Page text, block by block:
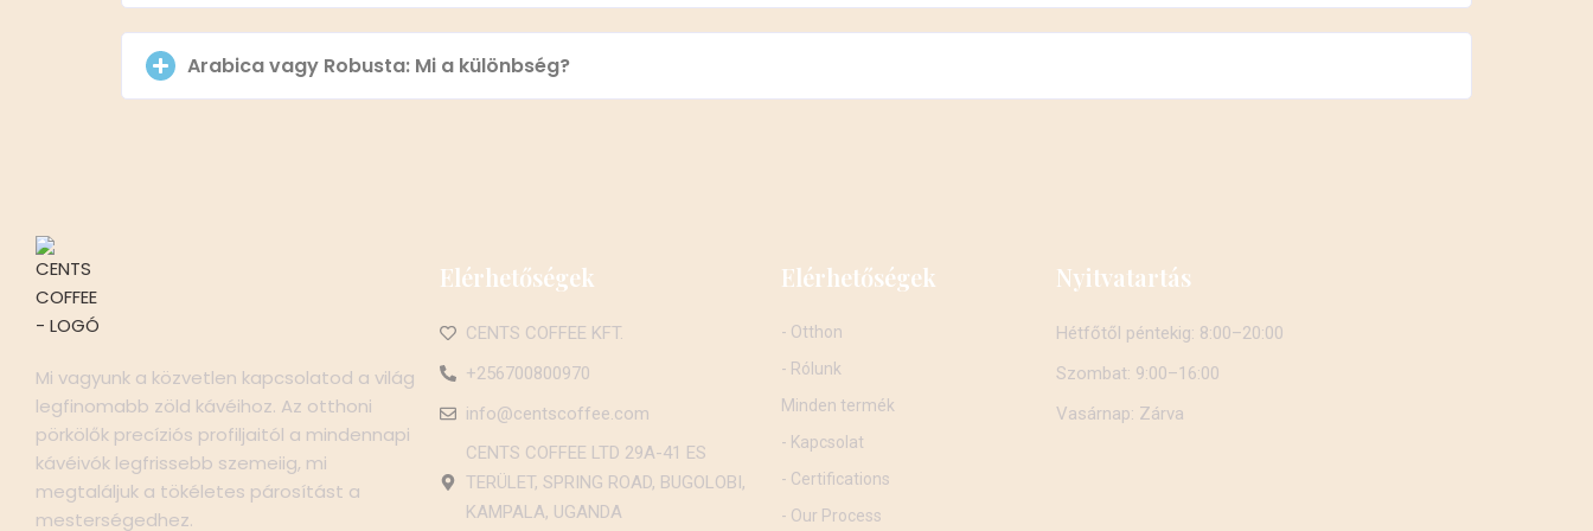
Arabica vagy Robusta: Mi a különbség?
Mi vagyunk a közvetlen kapcsolatod a világ
legfinomabb zöld kávéihoz. Az otthoni
pörkölők precíziós profiljaitól a mindennapi
kávéivók legfrissebb szemeiig, mi
megtaláljuk a tökéletes párosítást a
mesterségedhez.
Elérhetőségek
CENTS COFFEE KFT.
+256700800970
info@centscoffee.com
CENTS COFFEE LTD 29A-41 ES
TERÜLET, SPRING ROAD, BUGOLOBI,
KAMPALA, UGANDA
Elérhetőségek
- Otthon
- Rólunk
Minden termék
- Kapcsolat
- Certifications
- Our Process
Nyitvatartás
Hétfőtől péntekig: 8:00–20:00
Szombat: 9:00–16:00
Vasárnap: Zárva